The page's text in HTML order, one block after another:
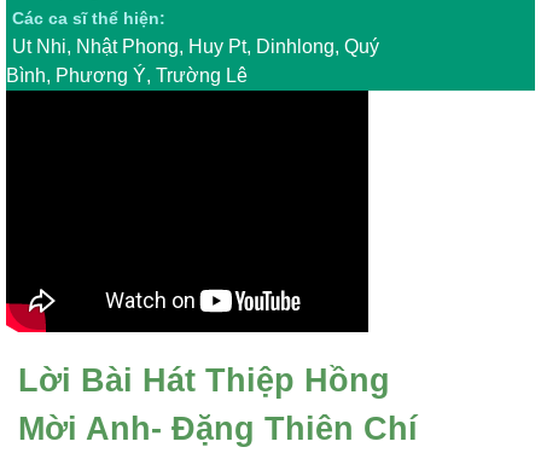
Các ca sĩ thể hiện:
Ut Nhi, Nhật Phong, Huy Pt, Dinhlong, Quý
Bình, Phương Ý, Trường Lê
Lời Bài Hát Thiệp Hồng
Mời Anh- Đặng Thiên Chí